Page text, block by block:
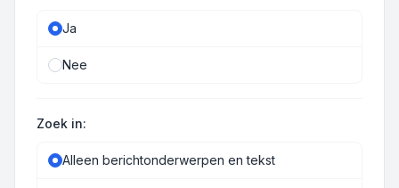
Ja
Nee
Zoek in:
Alleen berichtonderwerpen en tekst